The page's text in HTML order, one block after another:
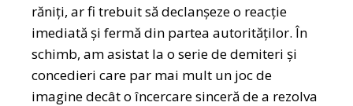
răniți, ar fi trebuit să declanșeze o reacție
imediată și fermă din partea autorităților. În
schimb, am asistat la o serie de demiteri și
concedieri care par mai mult un joc de
imagine decât o încercare sinceră de a rezolva